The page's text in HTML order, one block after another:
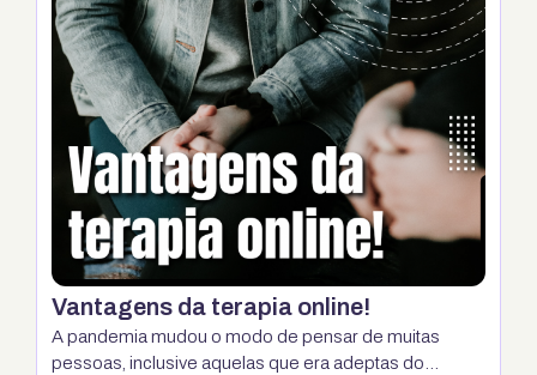
Vantagens da terapia online!
A pandemia mudou o modo de pensar de muitas
pessoas, inclusive aquelas que era adeptas do